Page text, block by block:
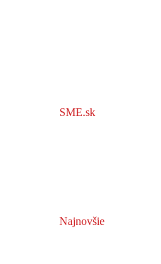
SME.sk
Najnovšie